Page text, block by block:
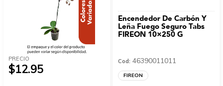
PRECIO
$12.95
Encendedor De Carbón Y
Leña Fuego Seguro Tabs
FIREON 10×250 G
Cod: 46390011011
FIREON